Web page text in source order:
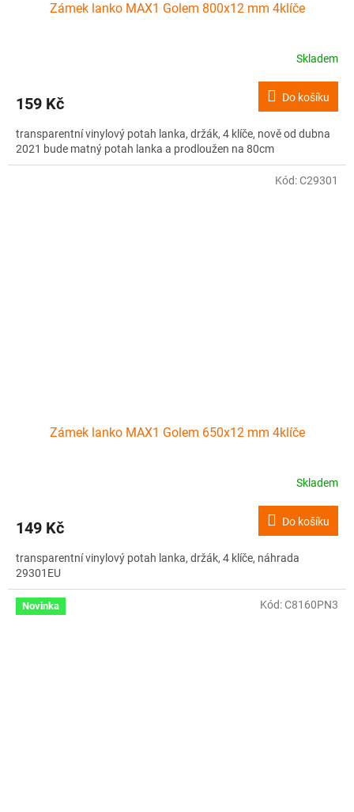
Zámek lanko MAX1 Golem 800x12 mm 4klíče
Skladem
159 Kč Do košíku
transparentní vinylový potah lanka, držák, 4 klíče, nově od dubna
2021 bude matný potah lanka a prodloužen na 80cm
Zámek lanko MAX1 Golem 650x12 mm 4klíče
Skladem
149 Kč Do košíku
transparentní vinylový potah lanka, držák, 4 klíče, náhrada
29301EU
Kód:C29301
Novinka Kód:C8160PN3